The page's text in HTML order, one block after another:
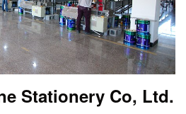
Stationery Co, Ltd.